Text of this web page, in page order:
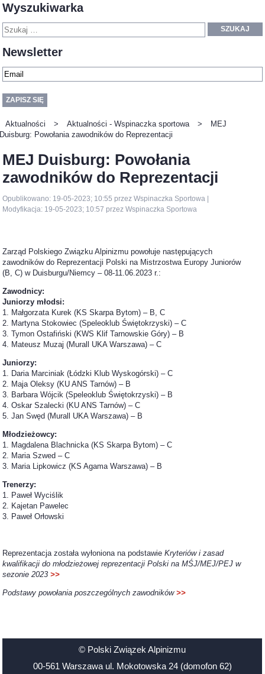
Wyszukiwarka
SZUKAJ
Newsletter
Aktualności > Aktualności - Wspinaczka sportowa >
MEJ
Duisburg: Powołania zawodników do Reprezentacji
MEJ Duisburg: Powołania
zawodników do Reprezentacji
Opublikowano: 19-05-2023; 10:55 przez Wspinaczka Sportowa |
Modyfikacja: 19-05-2023; 10:57 przez Wspinaczka Sportowa
Zarząd Polskiego Związku Alpinizmu powołuje następujących
zawodników do Reprezentacji Polski na Mistrzostwa Europy Juniorów
(B, C) w Duisburgu/Niemcy – 08-11.06.2023 r.:
Zawodnicy:
Juniorzy młodsi:
1. Małgorzata Kurek (KS Skarpa Bytom) – B, C
2. Martyna Stokowiec (Speleoklub Świętokrzyski) – C
3. Tymon Ostafiński (KWS Klif Tarnowskie Góry) – B
4. Mateusz Muzaj (Murall UKA Warszawa) – C
Juniorzy:
1. Daria Marciniak (Łódzki Klub Wyskogórski) – C
2. Maja Oleksy (KU ANS Tarnów) – B
3. Barbara Wójcik (Speleoklub Świętokrzyski) – B
4. Oskar Szalecki (KU ANS Tarnów) – C
5. Jan Swęd (Murall UKA Warszawa) – B
Młodzieżowcy:
1. Magdalena Blachnicka (KS Skarpa Bytom) – C
2. Maria Szwed – C
3. Maria Lipkowicz (KS Agama Warszawa) – B
Trenerzy:
1. Paweł Wyciślik
2. Kajetan Pawelec
3. Paweł Orłowski
Reprezentacja została wyłoniona na podstawieKryteriów i zasad
kwalifikacji do młodzieżowej reprezentacji Polski na MŚJ/MEJ/PEJ w
sezonie 2023>>
Podstawy powołania poszczególnych zawodników>>
© Polski Związek Alpinizmu
00-561 Warszawa ul. Mokotowska 24 (domofon 62)